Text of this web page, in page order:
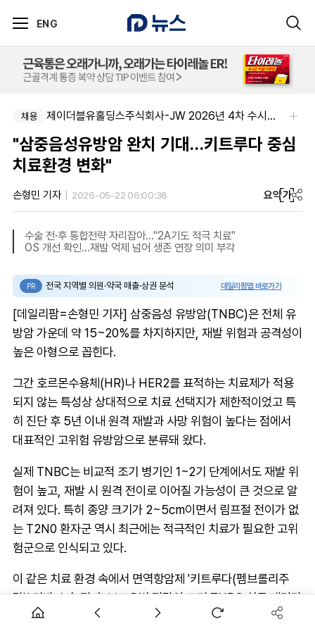
ENG
채용 제이더블유홀딩스주식회사-JW 2026년 4차 수시채용
"삼중음성유방암 완치 기대…키트루다 중심
치료환경 변화"
손형민 기자 2026-05-22 06:00:38 요약가
수술 전·후 통합전략 자리잡아…"2A기도 적극 치료"
OS 개선 확인…재발 억제 넘어 생존 연장 의미 부각
PR 전국 지역별 의원·약국 매출·상권 분석 데일리팜맵 바로가기
[데일리팜=손형민 기자] 삼중음성 유방암(TNBC)은 전체 유
방암 가운데 약 15~20%를 차지하지만, 재발 위험과 공격성이
높은 아형으로 꼽힌다.
그간 호르몬수용체(HR)나 HER2를 표적하는 치료제가 적용
되지 않는 특성상 상대적으로 치료 선택지가 제한적이었고 특
히 진단 후 5년 이내 원격 재발과 사망 위험이 높다는 점에서
대표적인 고위험 유방암으로 분류돼 왔다.
실제 TNBC는 비교적 조기 병기인 1~2기 단계에서도 재발 위
험이 높고, 재발 시 원격 전이로 이어질 가능성이 큰 것으로 알
려져 있다. 특히 종양 크기가 2~5cm이면서 림프절 전이가 없
는 T2N0 환자군 역시 최근에는 적극적인 치료가 필요한 고위
험군으로 인식되고 있다.
이 같은 치료 환경 속에서 면역항암제 '키트루다(펨브롤리주
맙)' 기반 수술 전·후 보조요법 전략이 조기 TNBC 치료 패러다
임 변화를 이끌고 있다는 평가가 나온다.